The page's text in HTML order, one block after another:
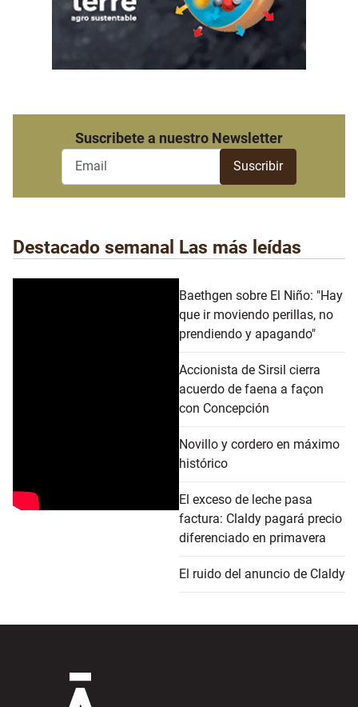
Suscribete a nuestro Newsletter
Destacado semanal Las más leídas
Baethgen sobre El Niño: "Hay
que ir moviendo perillas, no
prendiendo y apagando"
Accionista de Sirsil cierra
acuerdo de faena a façon
con Concepción
Novillo y cordero en máximo
histórico
El exceso de leche pasa
factura: Claldy pagará precio
diferenciado en primavera
El ruido del anuncio de Claldy